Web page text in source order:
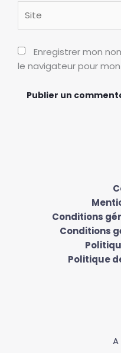
Enregistrer mon
le navigateur pour
Conditions
Conditions
Politique